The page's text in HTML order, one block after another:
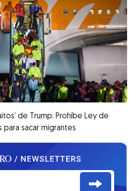
Prohíbe Ley de
para sacar migrantes